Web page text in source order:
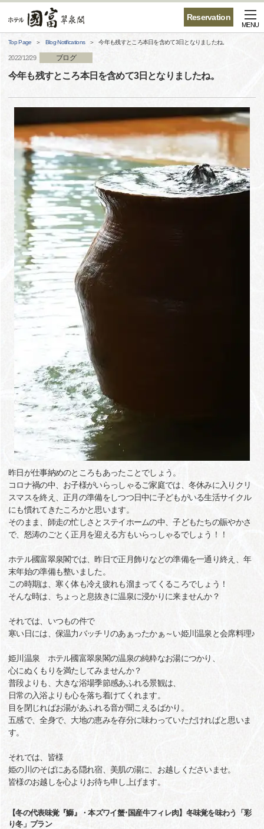
Reservation
MENU
Top Page Blog·Notifications 今年も残すところ本日を含めて3日となりましたね。
2022/12/29 ブログ
今年も残すところ本日を含めて3日となりましたね。
昨日が仕事納めのところもあったことでしょう。
コロナ禍の中、お子様がいらっしゃるご家庭では、冬休みに入りクリ
スマスを終え、正月の準備をしつつ日中に子どもがいる生活サイクル
にも慣れてきたころかと思います。
そのまま、師走の忙しさとステイホームの中、子どもたちの賑やかさ
で、怒涛のごとく正月を迎える方もいらっしゃるでしょう！！
ホテル國富翠泉閣では、昨日で正月飾りなどの準備を一通り終え、年
末年始の準備も整いました。
この時期は、寒く体も冷え疲れも溜まってくるころでしょう！
そんな時は、ちょっと息抜きに温泉に浸かりに来ませんか？
それでは、いつもの件で
寒い日には、保温力バッチリのあぁったかぁ～い姫川温泉と会席料理♪
姫川温泉 ホテル國富翠泉閣の温泉の純粋なお湯につかり、
心にぬくもりを満たしてみませんか？
普段よりも、大きな浴場季節感あふれる景観は、
日常の入浴よりも心を落ち着けてくれます。
目を閉じればお湯があふれる音が聞こえるばかり。
五感で、全身で、大地の恵みを存分に味わっていただければと思いま
す。
それでは、皆様
姫の川のそばにある隠れ宿、美肌の湯に、お越しくださいませ。
皆様のお越しを心よりお待ち申し上げます。
【冬の代表味覚『鰤』・本ズワイ蟹･国産牛フィレ肉】冬味覚を味わう「彩
り冬」プラン